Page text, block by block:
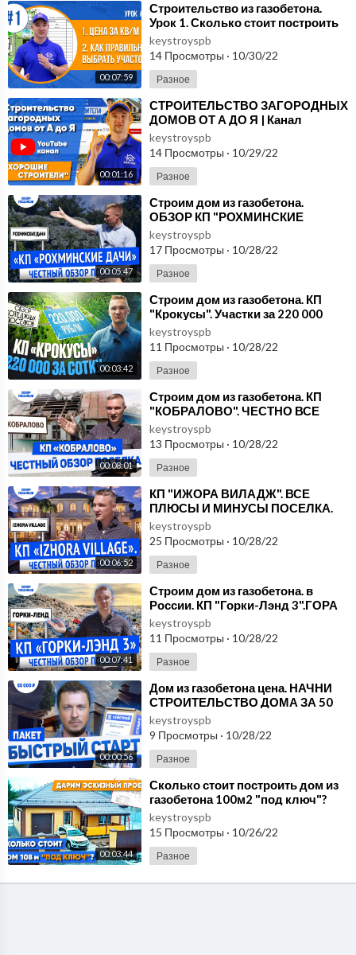
00:07:59
⁣Строительство из газобетона.
Урок 1. Сколько стоит построить
дом "под ключ"? Как выбрать у
keystroyspb
14 Просмотры · 10/30/22
Разное
00:01:16
⁣СТРОИТЕЛЬСТВО ЗАГОРОДНЫХ
ДОМОВ ОТ А ДО Я | Канал
"Хорошие Строители".
Строительная компани
keystroyspb
14 Просмотры · 10/29/22
Разное
00:05:47
⁣Строим дом из газобетона.
ОБЗОР КП "РОХМИНСКИЕ
ДАЧИ".Участки всего по 200 тыс
рублей на се
keystroyspb
17 Просмотры · 10/28/22
Разное
00:03:42
⁣Строим дом из газобетона. КП
"Крокусы". Участки за 220 000
рублей на востоке города | Обзо
keystroyspb
11 Просмотры · 10/28/22
Разное
00:08:01
⁣Строим дом из газобетона. КП
"КОБРАЛОВО". ЧЕСТНО ВСЕ
ПЛЮСЫ И МИНУСЫ ПОСЕЛКА.
ОБЗОР КОТТЕДЖ
keystroyspb
13 Просмотры · 10/28/22
Разное
00:06:52
⁣КП "ИЖОРА ВИЛАДЖ". ВСЕ
ПЛЮСЫ И МИНУСЫ ПОСЕЛКА.
ОБЗОР КОТТЕДЖНЫХ
ПОСЕЛКОВ ЛЕНИНГРАДСКОЙ
ОБЛ
keystroyspb
25 Просмотры · 10/28/22
Разное
00:07:41
⁣Строим дом из газобетона. в
России. КП "Горки-Лэнд 3".ГОРА
МУСОРА и ТРАССА. УЧАСТКИ ПО
270
keystroyspb
11 Просмотры · 10/28/22
Разное
00:00:56
⁣Дом из газобетона цена. НАЧНИ
СТРОИТЕЛЬСТВО ДОМА ЗА 50
000 РУБЛЕЙ! УНИКАЛЬНЫЙ
НАБОР "БЫСТРЫЙ СТ
keystroyspb
9 Просмотры · 10/28/22
Разное
00:03:44
⁣Сколько стоит построить дом из
газобетона 100м2 "под ключ"?
Стоимость одноэтажного дома 9н
keystroyspb
15 Просмотры · 10/26/22
Разное